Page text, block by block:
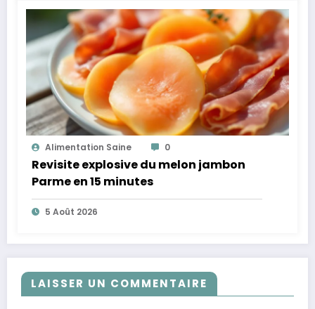
Alimentation Saine 0
Revisite explosive du melon jambon
Parme en 15 minutes
5 Août 2026
LAISSER UN COMMENTAIRE